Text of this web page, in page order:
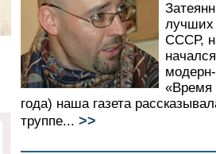
лучших
СССР,
«Время
года) наша газета
труппе... >>